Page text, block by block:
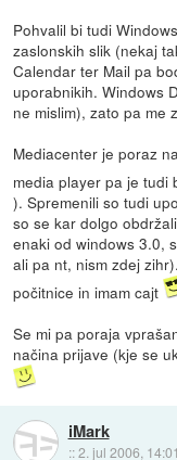
Pohvalil bi tudi
zaslonskih slik (nekaj
Calendar ter Mail pa
uporabnikih. Windows
ne mislim), zato pa me
Mediacenter je poraz
media player pa je tudi
). Spremenili so tudi
so se kar dolgo
enaki od windows 3.0,
ali pa nt, nism zdej
počitnice in imam cajt
Se mi pa poraja
načina prijave (kje se
iMark
::2. jul 2006, 14:01